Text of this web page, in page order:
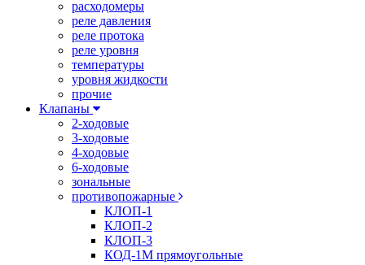
расходомеры
реле давления
реле протока
реле уровня
температуры
уровня жидкости
прочие
Клапаны
2-ходовые
3-ходовые
4-ходовые
6-ходовые
зональные
противопожарные
КЛОП-1
КЛОП-2
КЛОП-3
КОД-1М прямоугольные